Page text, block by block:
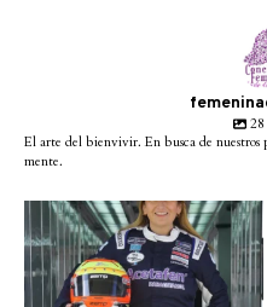
28
El arte del bienvivir. En busca de nuestros
mente.
Conoce a @betty_racing08
la piloto mexicana que ...
3 0